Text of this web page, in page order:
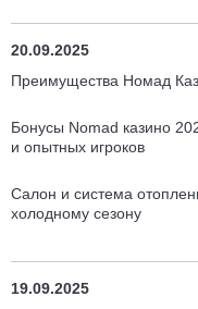
20.09.2025
Преимущества Номад
Бонусы Nomad казино
и опытных игроков
Салон и система
холодному сезону
19.09.2025